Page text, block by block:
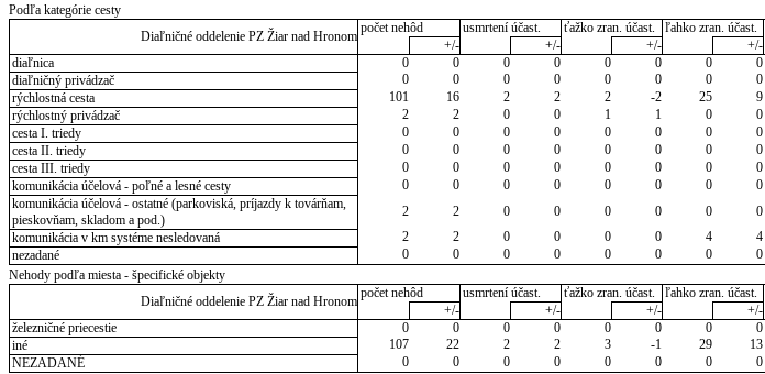
Podľa kategórie cesty
Diaľničné oddelenie PZ Žiar nad Hronom
počet nehôd usmrtení účast. ťažko zran. účast. ľahko zran. účast.
+/-
+/- +/- +/-
diaľnica
0 0 0 0 0 0 0 0
diaľničný privádzač
0 0 0 0 0 0 0 0
rýchlostná cesta
101 16 2 2 2 -2 25 9
rýchlostný privádzač
2 2 0 0 1 1 0 0
cesta I. triedy
0 0 0 0 0 0 0 0
cesta II. triedy
0 0 0 0 0 0 0 0
cesta III. triedy
0 0 0 0 0 0 0 0
komunikácia účelová - poľné a lesné cesty
0 0 0 0 0 0 0 0
komunikácia účelová - ostatné (parkoviská, príjazdy k továrňam,
pieskovňam, skladom a pod.)
2 2 0 0 0 0 0 0
komunikácia v km systéme nesledovaná
2 2 0 0 0 0 4 4
nezadané
0 0 0 0 0 0 0 0
Nehody podľa miesta - špecifické objekty
Diaľničné oddelenie PZ Žiar nad Hronom
počet nehôd usmrtení účast. ťažko zran. účast. ľahko zran. účast.
+/-
+/- +/- +/-
železničné priecestie
0 0 0 0 0 0 0 0
iné
107 22 2 2 3 -1 29 13
NEZADANÉ
0 0 0 0 0 0 0 0